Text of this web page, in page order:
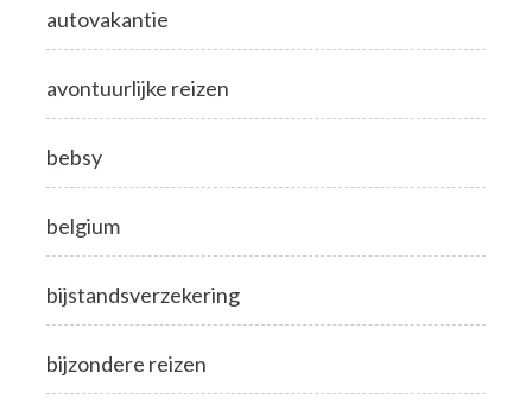
autovakantie
avontuurlijke reizen
bebsy
belgium
bijstandsverzekering
bijzondere reizen